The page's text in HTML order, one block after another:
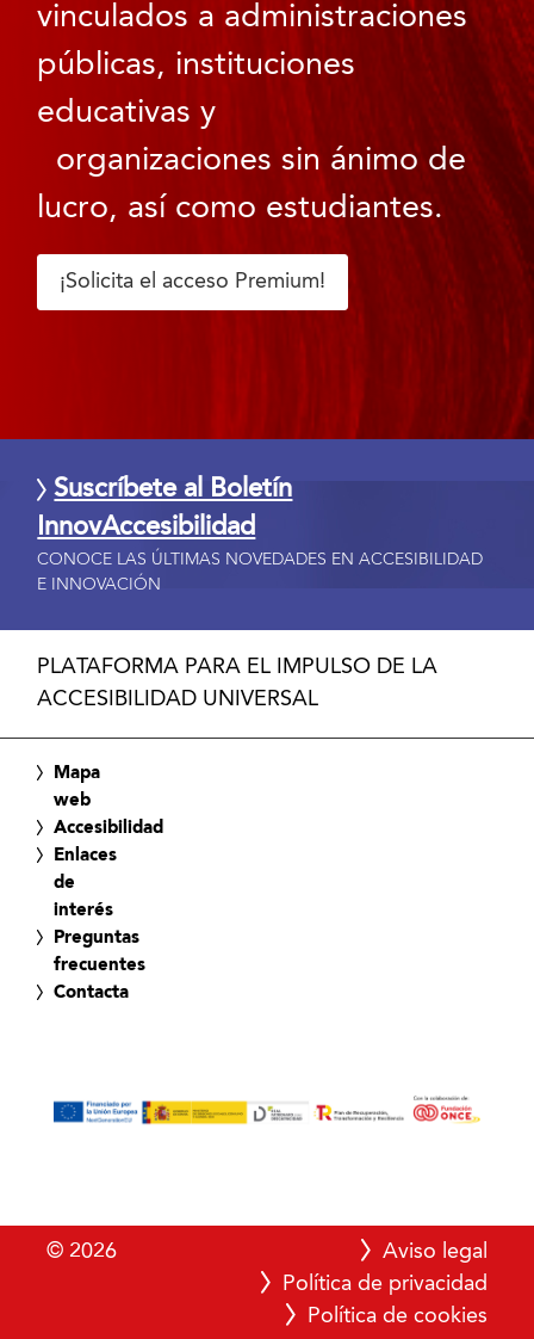
vinculados a administraciones
públicas, instituciones
educativas y
organizaciones sin ánimo de
lucro, así como estudiantes.
¡Solicita el acceso Premium!
Suscríbete al Boletín
InnovAccesibilidad
CONOCE LAS ÚLTIMAS NOVEDADES EN ACCESIBILIDAD
E INNOVACIÓN
PLATAFORMA PARA EL IMPULSO DE LA
ACCESIBILIDAD UNIVERSAL
Mapa
web
Accesibilidad
Enlaces
de
interés
Preguntas
frecuentes
Contacta
© 2026
Aviso legal
Política de privacidad
Política de cookies